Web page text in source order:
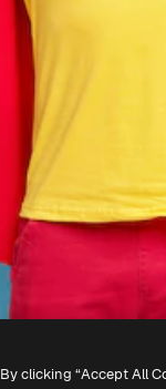
By clicking “Accept All